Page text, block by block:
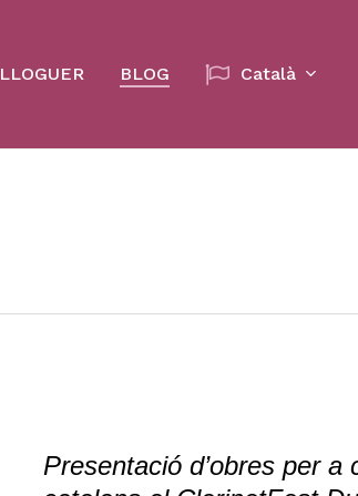
LLOGUER BLOG Català
Presentació d’obres per